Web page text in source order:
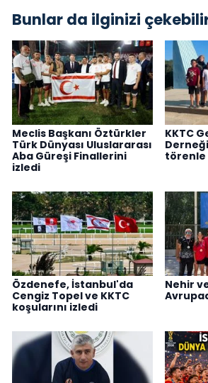
Bunlar da ilginizi
Meclis Başkanı Öztürkler
Türk Dünyası Uluslararası
Aba Güreşi Finallerini
izledi
KKTC
törenle
Özdenefe, İstanbul'da
Cengiz Topel ve KKTC
koşularını izledi
Nehir